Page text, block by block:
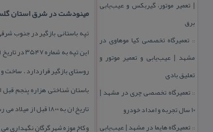
| تعمیر موتور، گیربكس و عیب‌یابی
برق
:: تعمیرگاه تخصصی كیا موهاوی در
مشهد | عیب‌یابی و تعمیر موتور و
تعلیق بادی
:: تعمیرگاه تخصصی چری در مشهد |
۱۰ سال تجربه و امداد خودرو
:: تعمیرگاه هایما در مشهد | عیب‌یابی
مینودشت در شرق استان
روستای بازگیر قراردارد . ساخت
تاریخ ان به ۱۸۰۰
و كاخ موزه شهر گرگان نگهداری